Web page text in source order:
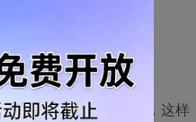
是否存在进库和出库，这样